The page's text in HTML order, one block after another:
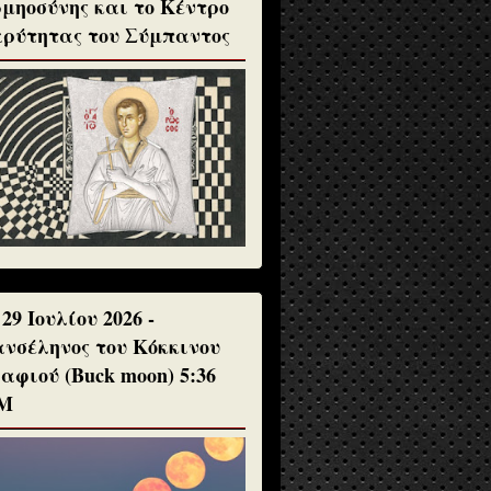
και το Κέντρο
του Σύμπαντος
Ιουλίου 2026 -
του Κόκκινου
(Buck moon) 5:36